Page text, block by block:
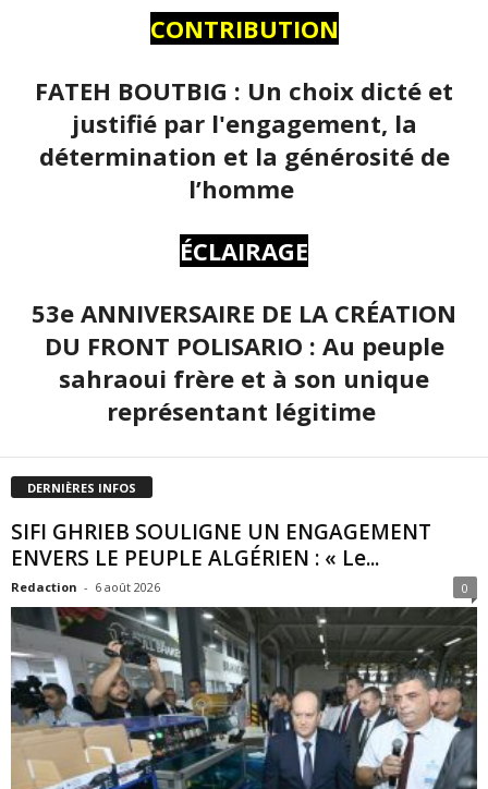
CONTRIBUTION
FATEH BOUTBIG : Un choix dicté et
justifié par l'engagement, la
détermination et la générosité de
l’homme
ÉCLAIRAGE
53e ANNIVERSAIRE DE LA CRÉATION
DU FRONT POLISARIO : Au peuple
sahraoui frère et à son unique
représentant légitime
DERNIÈRES INFOS
SIFI GHRIEB SOULIGNE UN ENGAGEMENT
ENVERS LE PEUPLE ALGÉRIEN : « Le...
Redaction - 6 août 2026 0